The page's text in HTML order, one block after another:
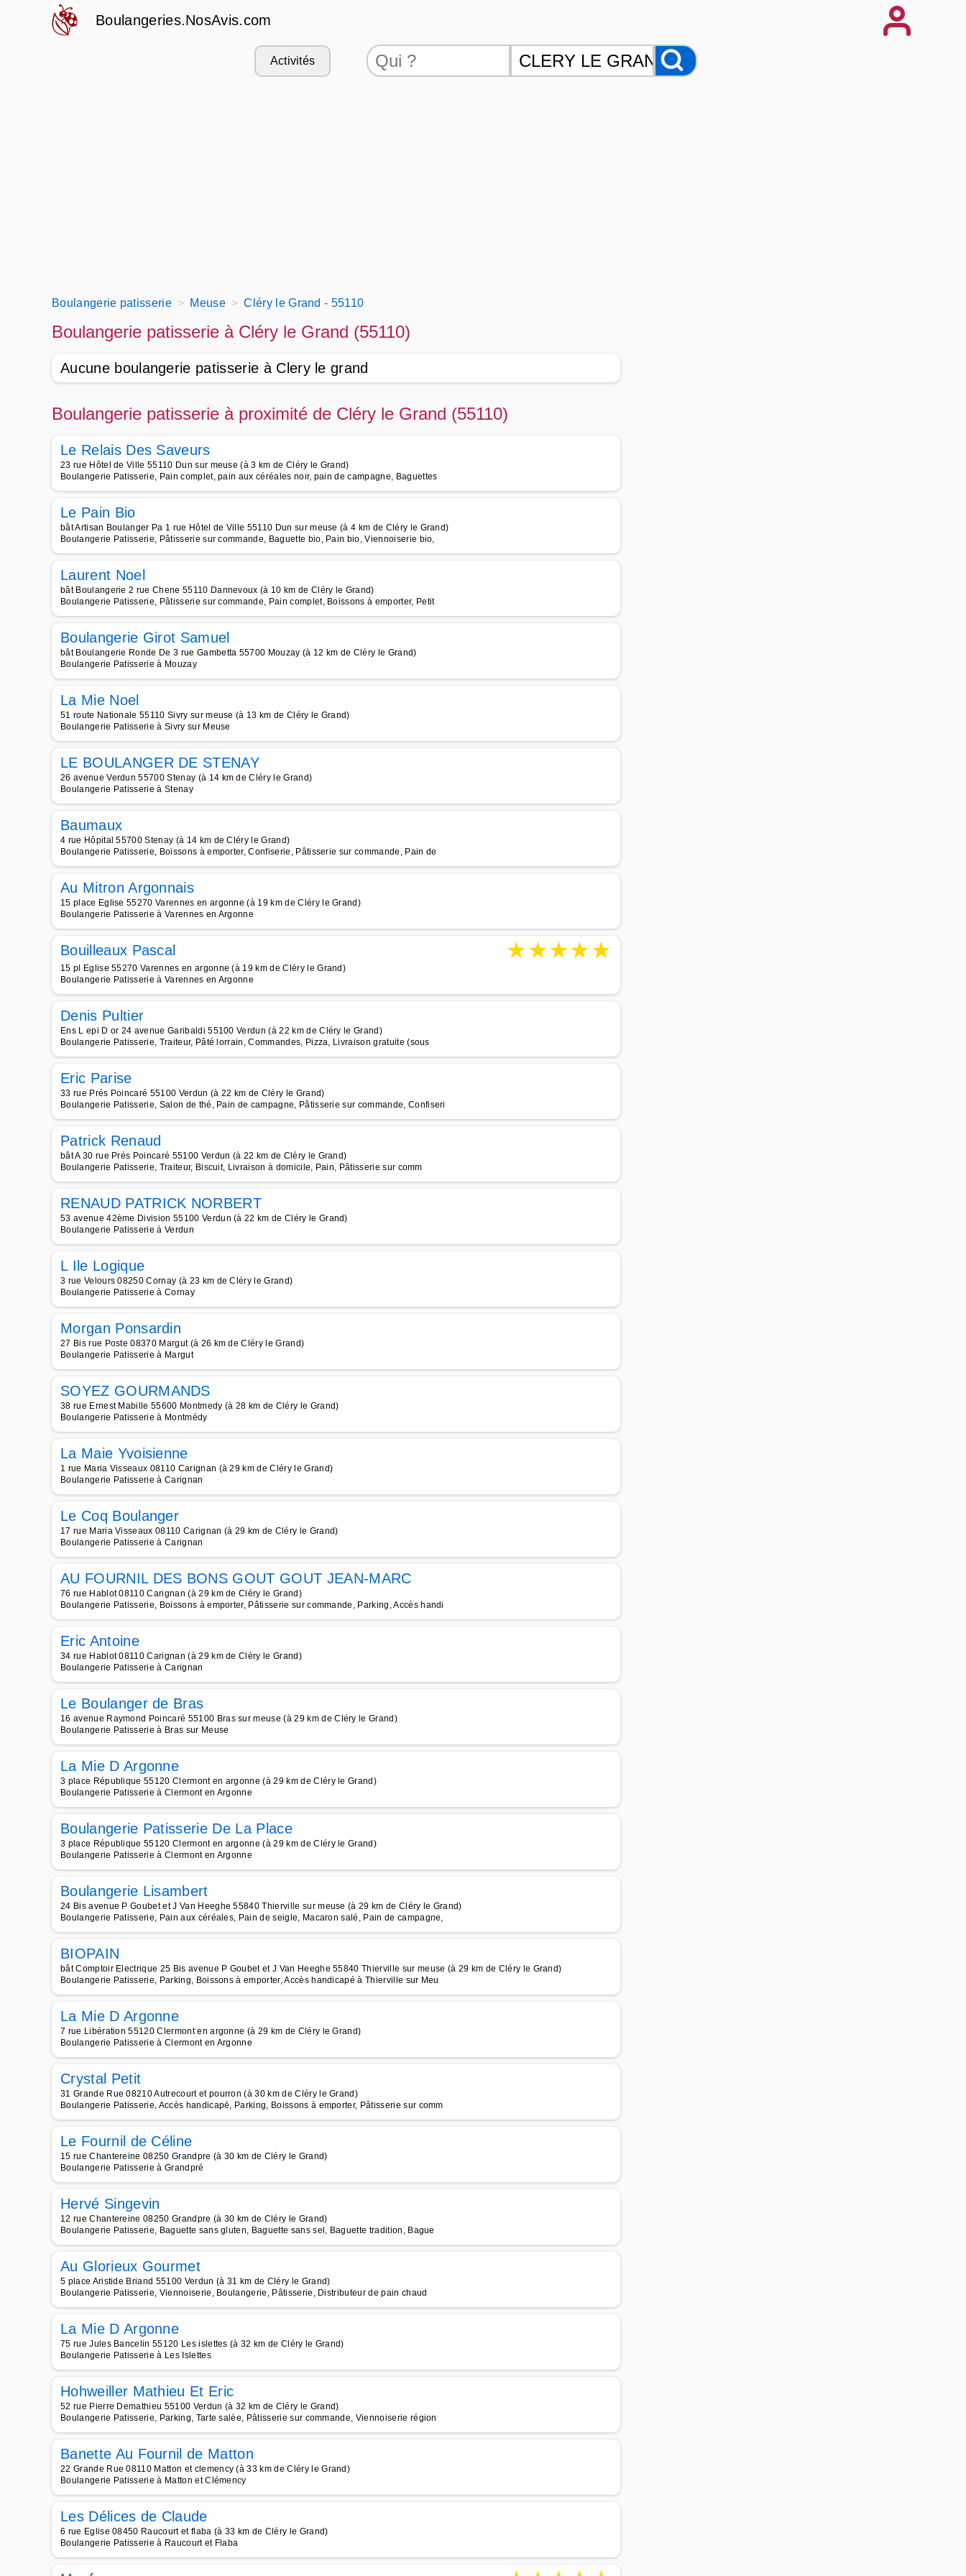
Boulangeries.NosAvis.com
Activités
Boulangerie patisserie Meuse Cléry le Grand - 55110
Boulangerie patisserie à Cléry le Grand (55110)
Aucune boulangerie patisserie à Clery le grand
Boulangerie patisserie à proximité de Cléry le Grand (55110)
Le Relais Des Saveurs
23 rue Hôtel de Ville 55110 Dun sur meuse (à 3 km de Cléry le Grand)
Boulangerie Patisserie, Pain complet, pain aux céréales noir, pain de campagne, Baguettes
Le Pain Bio
bât Artisan Boulanger Pa 1 rue Hôtel de Ville 55110 Dun sur meuse (à 4 km de Cléry le Grand)
Boulangerie Patisserie, Pâtisserie sur commande, Baguette bio, Pain bio, Viennoiserie bio,
Laurent Noel
bât Boulangerie 2 rue Chene 55110 Dannevoux (à 10 km de Cléry le Grand)
Boulangerie Patisserie, Pâtisserie sur commande, Pain complet, Boissons à emporter, Petit
Boulangerie Girot Samuel
bât Boulangerie Ronde De 3 rue Gambetta 55700 Mouzay (à 12 km de Cléry le Grand)
Boulangerie Patisserie à Mouzay
La Mie Noel
51 route Nationale 55110 Sivry sur meuse (à 13 km de Cléry le Grand)
Boulangerie Patisserie à Sivry sur Meuse
LE BOULANGER DE STENAY
26 avenue Verdun 55700 Stenay (à 14 km de Cléry le Grand)
Boulangerie Patisserie à Stenay
Baumaux
4 rue Hôpital 55700 Stenay (à 14 km de Cléry le Grand)
Boulangerie Patisserie, Boissons à emporter, Confiserie, Pâtisserie sur commande, Pain de
Au Mitron Argonnais
15 place Eglise 55270 Varennes en argonne (à 19 km de Cléry le Grand)
Boulangerie Patisserie à Varennes en Argonne
Bouilleaux Pascal ★★★★★
15 pl Eglise 55270 Varennes en argonne (à 19 km de Cléry le Grand)
Boulangerie Patisserie à Varennes en Argonne
Denis Pultier
Ens L epi D or 24 avenue Garibaldi 55100 Verdun (à 22 km de Cléry le Grand)
Boulangerie Patisserie, Traiteur, Pâté lorrain, Commandes, Pizza, Livraison gratuite (sous
Eric Parise
33 rue Prés Poincaré 55100 Verdun (à 22 km de Cléry le Grand)
Boulangerie Patisserie, Salon de thé, Pain de campagne, Pâtisserie sur commande, Confiseri
Patrick Renaud
bât A 30 rue Prés Poincaré 55100 Verdun (à 22 km de Cléry le Grand)
Boulangerie Patisserie, Traiteur, Biscuit, Livraison à domicile, Pain, Pâtisserie sur comm
RENAUD PATRICK NORBERT
53 avenue 42ème Division 55100 Verdun (à 22 km de Cléry le Grand)
Boulangerie Patisserie à Verdun
L Ile Logique
3 rue Velours 08250 Cornay (à 23 km de Cléry le Grand)
Boulangerie Patisserie à Cornay
Morgan Ponsardin
27 Bis rue Poste 08370 Margut (à 26 km de Cléry le Grand)
Boulangerie Patisserie à Margut
SOYEZ GOURMANDS
38 rue Ernest Mabille 55600 Montmedy (à 28 km de Cléry le Grand)
Boulangerie Patisserie à Montmédy
La Maie Yvoisienne
1 rue Maria Visseaux 08110 Carignan (à 29 km de Cléry le Grand)
Boulangerie Patisserie à Carignan
Le Coq Boulanger
17 rue Maria Visseaux 08110 Carignan (à 29 km de Cléry le Grand)
Boulangerie Patisserie à Carignan
AU FOURNIL DES BONS GOUT GOUT JEAN-MARC
76 rue Hablot 08110 Carignan (à 29 km de Cléry le Grand)
Boulangerie Patisserie, Boissons à emporter, Pâtisserie sur commande, Parking, Accès handi
Eric Antoine
34 rue Hablot 08110 Carignan (à 29 km de Cléry le Grand)
Boulangerie Patisserie à Carignan
Le Boulanger de Bras
16 avenue Raymond Poincaré 55100 Bras sur meuse (à 29 km de Cléry le Grand)
Boulangerie Patisserie à Bras sur Meuse
La Mie D Argonne
3 place République 55120 Clermont en argonne (à 29 km de Cléry le Grand)
Boulangerie Patisserie à Clermont en Argonne
Boulangerie Patisserie De La Place
3 place République 55120 Clermont en argonne (à 29 km de Cléry le Grand)
Boulangerie Patisserie à Clermont en Argonne
Boulangerie Lisambert
24 Bis avenue P Goubet et J Van Heeghe 55840 Thierville sur meuse (à 29 km de Cléry le Grand)
Boulangerie Patisserie, Pain aux céréales, Pain de seigle, Macaron salé, Pain de campagne,
BIOPAIN
bât Comptoir Electrique 25 Bis avenue P Goubet et J Van Heeghe 55840 Thierville sur meuse (à 29 km de Cléry le Grand)
Boulangerie Patisserie, Parking, Boissons à emporter, Accès handicapé à Thierville sur Meu
La Mie D Argonne
7 rue Libération 55120 Clermont en argonne (à 29 km de Cléry le Grand)
Boulangerie Patisserie à Clermont en Argonne
Crystal Petit
31 Grande Rue 08210 Autrecourt et pourron (à 30 km de Cléry le Grand)
Boulangerie Patisserie, Accès handicapé, Parking, Boissons à emporter, Pâtisserie sur comm
Le Fournil de Céline
15 rue Chantereine 08250 Grandpre (à 30 km de Cléry le Grand)
Boulangerie Patisserie à Grandpré
Hervé Singevin
12 rue Chantereine 08250 Grandpre (à 30 km de Cléry le Grand)
Boulangerie Patisserie, Baguette sans gluten, Baguette sans sel, Baguette tradition, Bague
Au Glorieux Gourmet
5 place Aristide Briand 55100 Verdun (à 31 km de Cléry le Grand)
Boulangerie Patisserie, Viennoiserie, Boulangerie, Pâtisserie, Distributeur de pain chaud
La Mie D Argonne
75 rue Jules Bancelin 55120 Les islettes (à 32 km de Cléry le Grand)
Boulangerie Patisserie à Les Islettes
Hohweiller Mathieu Et Eric
52 rue Pierre Demathieu 55100 Verdun (à 32 km de Cléry le Grand)
Boulangerie Patisserie, Parking, Tarte salée, Pâtisserie sur commande, Viennoiserie région
Banette Au Fournil de Matton
22 Grande Rue 08110 Matton et clemency (à 33 km de Cléry le Grand)
Boulangerie Patisserie à Matton et Clémency
Les Délices de Claude
6 rue Eglise 08450 Raucourt et flaba (à 33 km de Cléry le Grand)
Boulangerie Patisserie à Raucourt et Flaba